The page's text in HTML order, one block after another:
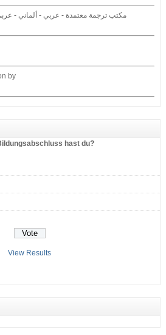
مكتب ترجمة معتمدة - عربي - ألماني -
by
hast du?
View Results